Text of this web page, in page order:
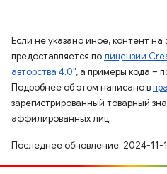
Если не указано иное, контент на
предоставляется полицензии
авторства 4.0", а примеры кода –
Подробнее об этом написано в
зарегистрированный товарный
аффилированных лиц.
Последнее обновление: 2024-11-